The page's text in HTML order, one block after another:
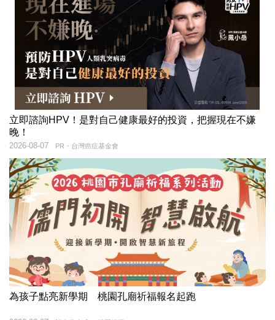
立即諮詢HPV！是對自己健康最好的投資，把握現在不嫌
晚！
PR・台灣癌症基金會
2026-08-07
為孩子點亮新學期 桃園孔廟祈福報名起跑